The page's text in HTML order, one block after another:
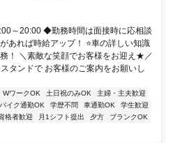
～20:00 ◆勤務時間は面接時に応相談
あれば時給アップ！ ⭐車の詳しい知識
！ ＼素敵な笑顔でお客様をお迎え★／
タンドで お客様のご案内をお願いし
WワークOK 土日祝のみOK
主婦・主夫歓迎
バイク通勤OK 学歴不問 車通勤OK
学生歓迎
格者歓迎 月1シフト提出 夕方
ブランクOK